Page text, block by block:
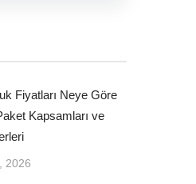
Fiyatları Neye Göre
Kapsamları ve
2026